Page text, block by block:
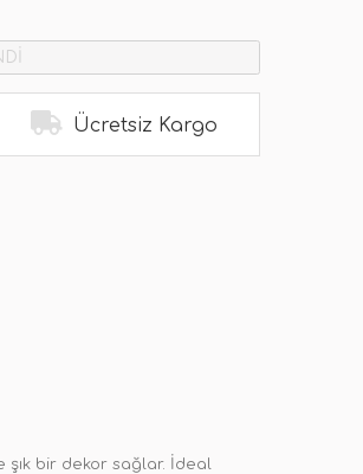
Ücretsiz Kargo
bir dekor sağlar. İdeal